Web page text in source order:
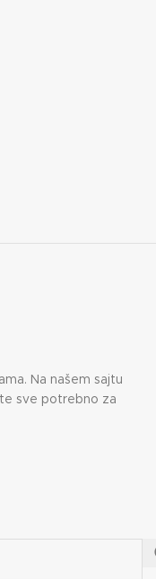
Na našem sajtu
sve potrebno za